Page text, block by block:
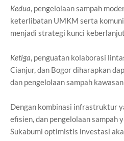
Kedua, pengelolaan sampah
keterlibatan UMKM serta
menjadi strategi kunci
Ketiga, penguatan kolaborasi
Cianjur, dan Bogor diharapkan
dan pengelolaan sampah
Dengan kombinasi infrastruktur
efisien, dan pengelolaan sampah
Sukabumi optimistis investasi